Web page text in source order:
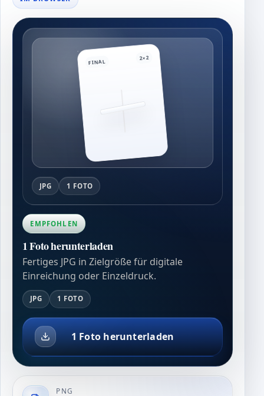
FINAL
2×2
JPG 1 FOTO
EMPFOHLEN
1 Foto herunterladen
Fertiges JPG in Zielgröße für digitale
Einreichung oder Einzeldruck.
JPG 1 FOTO
1 Foto herunterladen
PNG